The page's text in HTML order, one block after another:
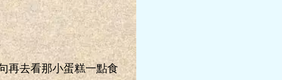
去看那小蛋糕一點食